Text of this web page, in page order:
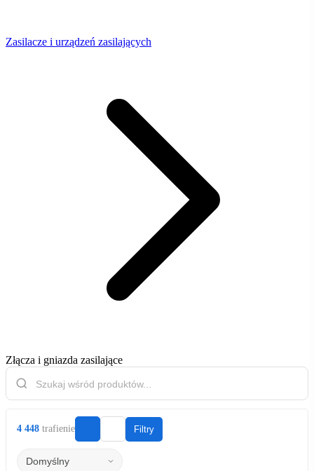
Zasilacze i urządzeń zasilających
Złącza i gniazda zasilające
4 448 trafienie Filtry